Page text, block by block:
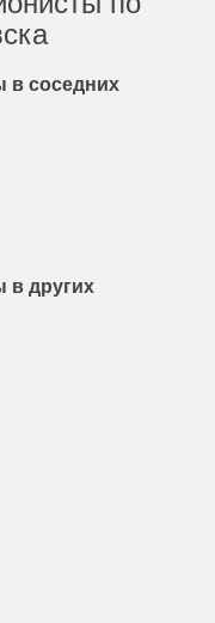
в соседних
в других